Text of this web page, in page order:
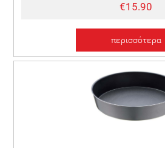
€15.90
περισσότερα